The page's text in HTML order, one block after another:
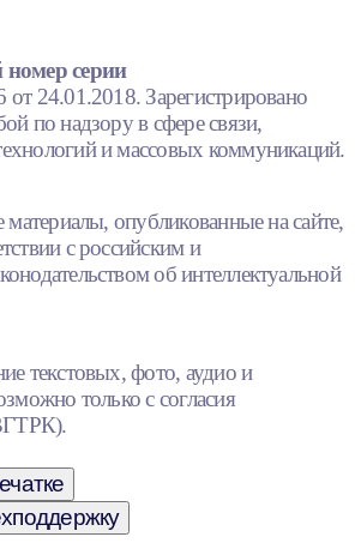
серии
24.01.2018. Зарегистрировано
по надзору в сфере связи,
и массовых коммуникаций.
опубликованные на сайте,
с российским и
об интеллектуальной
текстовых, фото, аудио и
только с согласия